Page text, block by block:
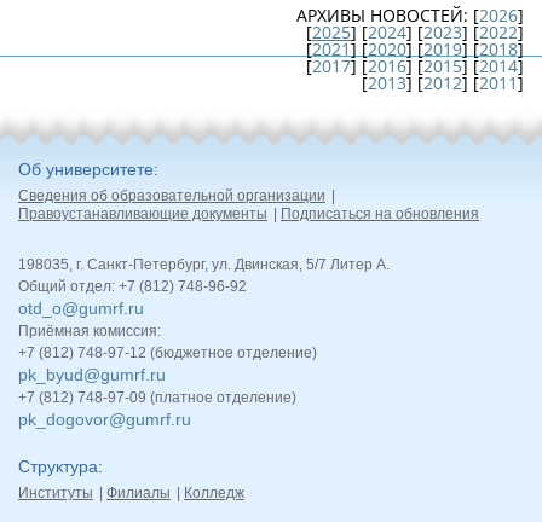
АРХИВЫ НОВОСТЕЙ: [2026]
[2025] [2024] [2023] [2022]
[2021] [2020] [2019] [2018]
[2017] [2016] [2015] [2014]
[2013] [2012] [2011]
Об университете
Сведения об образовательной организации
Правоустанавливающие документы
Подписаться на обновления
198035, г. Санкт-Петербург, ул. Двинская, 5/7 Литер А.
Общий отдел: +7 (812) 748-96-92
otd_o@gumrf.ru
Приёмная комиссия:
+7 (812) 748-97-12 (бюджетное отделение)
pk_byud@gumrf.ru
+7 (812) 748-97-09 (платное отделение)
pk_dogovor@gumrf.ru
Структура
Институты Филиалы Колледж